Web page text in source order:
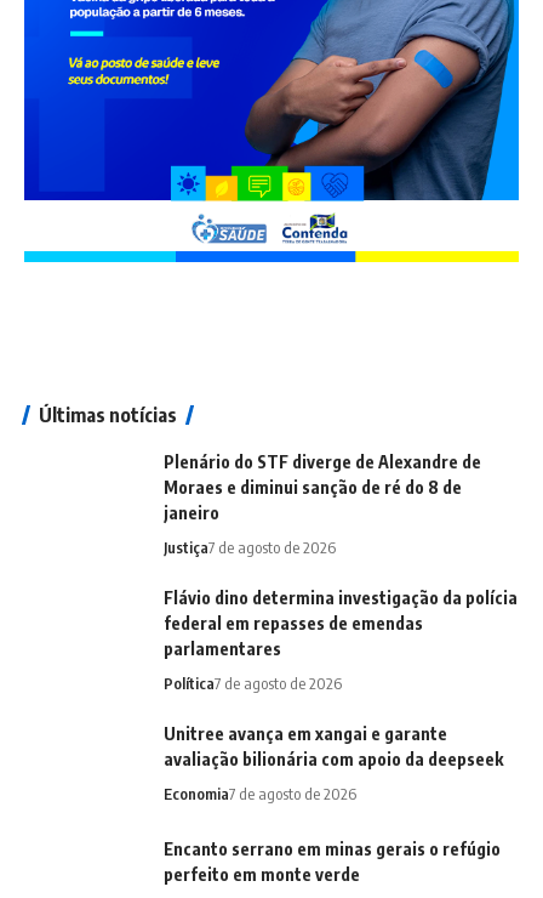
Últimas notícias
Plenário do STF diverge de Alexandre de
Moraes e diminui sanção de ré do 8 de
janeiro
Justiça7 de agosto de 2026
Flávio dino determina investigação da polícia
federal em repasses de emendas
parlamentares
Política7 de agosto de 2026
Unitree avança em xangai e garante
avaliação bilionária com apoio da deepseek
Economia7 de agosto de 2026
Encanto serrano em minas gerais o refúgio
perfeito em monte verde